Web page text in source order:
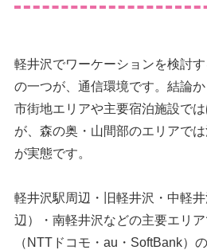
軽井沢でワーケーションを検討
の一つが、通信環境です。結論
市街地エリアや主要宿泊施設で
が、森の奥・山間部のエリアで
が実態です。
軽井沢駅周辺・旧軽井沢・中軽
辺）・南軽井沢などの主要エリ
（NTTドコモ・au・SoftBank）